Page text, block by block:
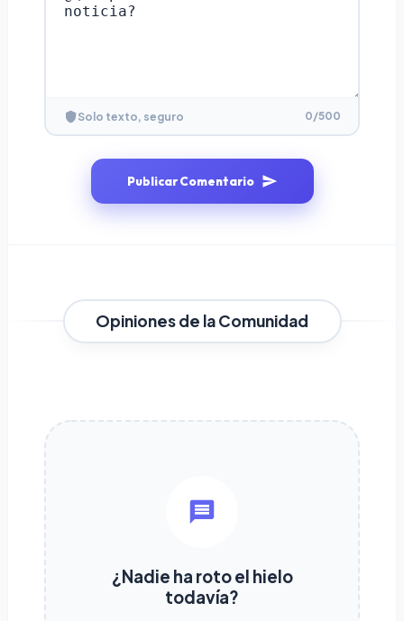
Solo texto, seguro 0/500
Publicar Comentario
Opiniones de la Comunidad
¿Nadie ha roto el hielo
todavía?